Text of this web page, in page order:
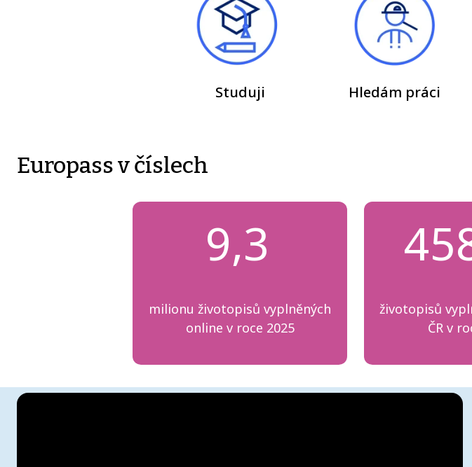
Studuji Hledám práci
Europass v číslech
9,3
milionu životopisů vyplněných
online v roce 2025
životopisů
ČR v